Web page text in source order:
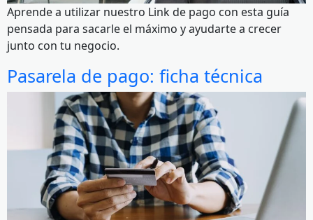
Aprende a utilizar nuestro Link de pago con esta guía
pensada para sacarle el máximo y ayudarte a crecer
junto con tu negocio.
Pasarela de pago: ficha técnica